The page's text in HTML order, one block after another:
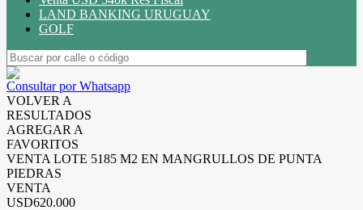
LAND BANKING URUGUAY
GOLF
Consultar por Whatsapp
VOLVER A
RESULTADOS
AGREGAR A
FAVORITOS
VENTA LOTE 5185 M2 EN MANGRULLOS DE PUNTA
PIEDRAS
VENTA
USD620.000